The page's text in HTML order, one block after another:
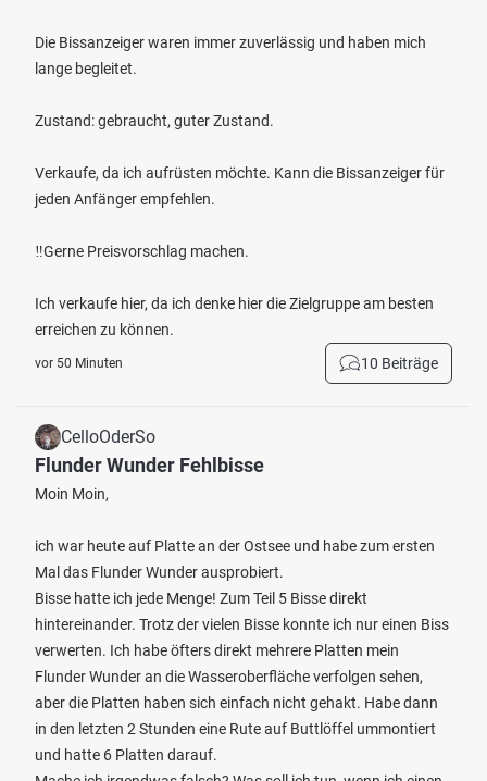
Die Bissanzeiger waren immer zuverlässig und haben mich
lange begleitet.
Zustand: gebraucht, guter Zustand.
Verkaufe, da ich aufrüsten möchte. Kann die Bissanzeiger für
jeden Anfänger empfehlen.
‼️Gerne Preisvorschlag machen.
Ich verkaufe hier, da ich denke hier die Zielgruppe am besten
erreichen zu können.
vor 50 Minuten 10 Beiträge
CelloOderSo
Flunder Wunder Fehlbisse
Moin Moin,
ich war heute auf Platte an der Ostsee und habe zum ersten
Mal das Flunder Wunder ausprobiert.
Bisse hatte ich jede Menge! Zum Teil 5 Bisse direkt
hintereinander. Trotz der vielen Bisse konnte ich nur einen Biss
verwerten. Ich habe öfters direkt mehrere Platten mein
Flunder Wunder an die Wasseroberfläche verfolgen sehen,
aber die Platten haben sich einfach nicht gehakt. Habe dann
in den letzten 2 Stunden eine Rute auf Buttlöffel ummontiert
und hatte 6 Platten darauf.